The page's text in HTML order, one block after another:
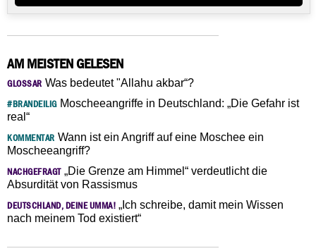
AM MEISTEN GELESEN
GLOSSAR Was bedeutet "Allahu akbar“?
#BRANDEILIGMoscheeangriffe in Deutschland: „Die Gefahr ist
real“
KOMMENTAR Wann ist ein Angriff auf eine Moschee ein
Moscheeangriff?
NACHGEFRAGT„Die Grenze am Himmel“ verdeutlicht die
Absurdität von Rassismus
DEUTSCHLAND, DEINE UMMA! „Ich schreibe, damit mein Wissen
nach meinem Tod existiert“